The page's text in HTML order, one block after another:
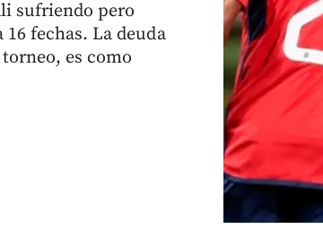
sufriendo pero
fechas. La deuda
es como